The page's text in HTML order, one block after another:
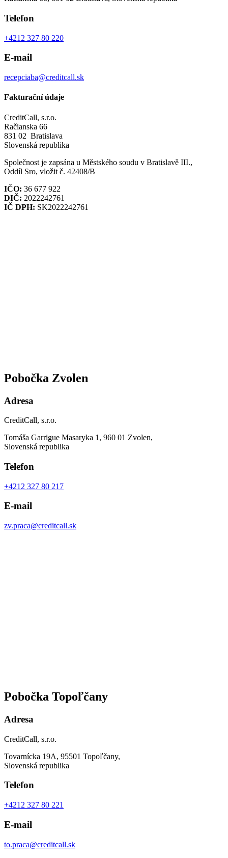
Telefon
+4212 327 80 220
E-mail
recepciaba@creditcall.sk
Fakturační údaje
CreditCall, s.r.o.
Račianska 66
831 02 Bratislava
Slovenská republika
Společnost je zapsána u Městského soudu v Bratislavě III.,
Oddíl Sro, vložit č. 42408/B
IČO: 36 677 922
DIČ: 2022242761
IČ DPH: SK2022242761
Pobočka Zvolen
Adresa
CreditCall, s.r.o.
Tomáša Garrigue Masaryka 1, 960 01 Zvolen,
Slovenská republika
Telefon
+4212 327 80 217
E-mail
zv.praca@creditcall.sk
Pobočka Topoľčany
Adresa
CreditCall, s.r.o.
Tovarnícka 19A, 95501 Topoľčany,
Slovenská republika
Telefon
+4212 327 80 221
E-mail
to.praca@creditcall.sk